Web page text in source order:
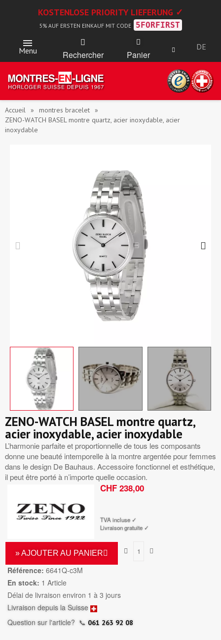
KOSTENLOSE PRIORITY LIEFERUNG ✓
5% AUF ERSTEN EINKAUF MIT CODE 5FORFIRST
Menu Rechercher Panier
DE
Accueil
montres bracelet
ZENO-WATCH BASEL montre quartz, acier inoxydable, acier
inoxydable
ZENO-WATCH BASEL montre quartz,
acier inoxydable, acier inoxydable
L’harmonie parfaite et proportionnelle de tous les composants
donne une beauté intemporelle à la montre argentée pour femmes
dans le design De Bauhaus. Accessoire fonctionnel et esthétique,
il peut être porté à n’importe quelle occasion.
CHF 238,00
TVA incluse ✓
Livraison gratuite ✓
» AJOUTER AU PANIER
Référence: 6641Q-c3M
En stock: 1 Article
Délai de livraison environ 1 à 3 jours
Livraison depuis la Suisse
Question sur l'article? 📞 061 263 92 08